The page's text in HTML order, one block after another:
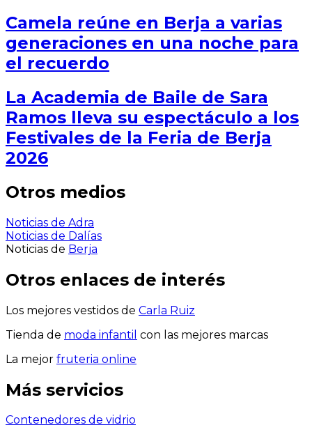
Camela reúne en Berja a varias
generaciones en una noche para
el recuerdo
La Academia de Baile de Sara
Ramos lleva su espectáculo a los
Festivales de la Feria de Berja
2026
Otros medios
Noticias de Adra
Noticias de Dalías
Noticias de Berja
Otros enlaces de interés
Los mejores vestidos de Carla Ruiz
Tienda de moda infantil con las mejores marcas
La mejor fruteria online
Más servicios
Contenedores de vidrio